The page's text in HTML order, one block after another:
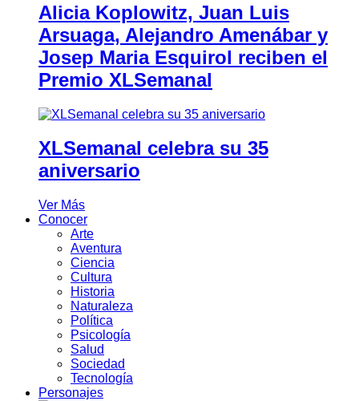
Alicia Koplowitz, Juan Luis
Arsuaga, Alejandro Amenábar y
Josep Maria Esquirol reciben el
Premio XLSemanal
XLSemanal celebra su 35
aniversario
Ver Más
Conocer
Arte
Aventura
Ciencia
Cultura
Historia
Naturaleza
Política
Psicología
Salud
Sociedad
Tecnología
Personajes